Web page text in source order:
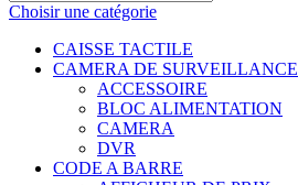
Choisir une catégorie
CAISSE TACTILE
CAMERA DE SURVEILLANCE
ACCESSOIRE
BLOC ALIMENTATION
CAMERA
DVR
CODE A BARRE